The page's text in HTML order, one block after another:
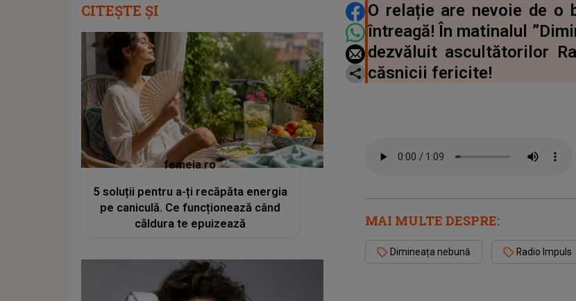
DISTRIBUIE ARTICOLUL
O relație are nevoie de o
întreagă! În matinalul
dezvăluit ascultătorilor
căsnicii fericite!
MAI MULTE DESPRE:
Dimineața nebună Radio Impuls
CITEȘTE ȘI
femeia.ro
5 soluții pentru a-ți recăpăta energia
pe caniculă. Ce funcționează când
căldura te epuizează